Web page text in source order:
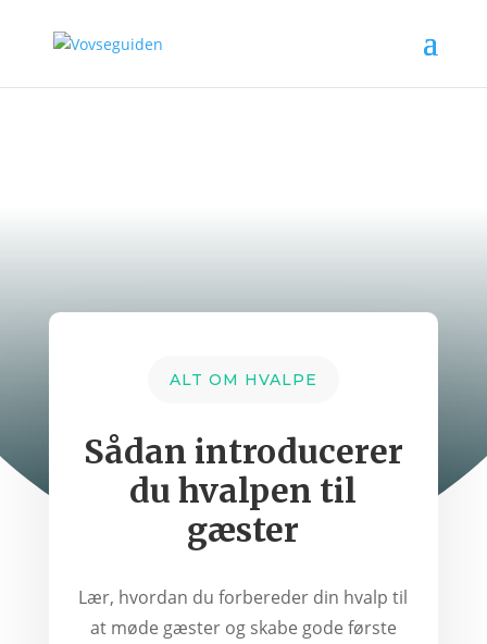
ALT OM HVALPE
Sådan introducerer
du hvalpen til
gæster
Lær, hvordan du forbereder din hvalp til
at møde gæster og skabe gode første